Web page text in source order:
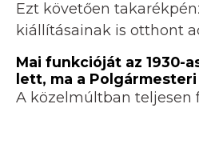
Ezt követően
kiállításainak is otthont
Mai funkcióját az 1930-
lett, ma a
A közelmúltban teljesen